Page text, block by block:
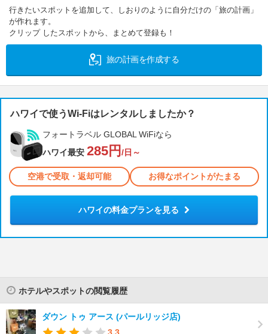
行きたいスポットを追加して、しおりのように自分だけの「旅の計画」
が作れます。
クリップ したスポットから、まとめて登録も！
旅の計画を作成する
ハワイで使うWi-Fiはレンタルしましたか？
フォートラベル GLOBAL WiFiなら
ハワイ最安 285円 /日～
空港で受取・返却可能 お得なポイントがたまる
ハワイの料金プランを見る
ホテルやスポットの閲覧履歴
ダウン トゥ アース (パールリッジ店)